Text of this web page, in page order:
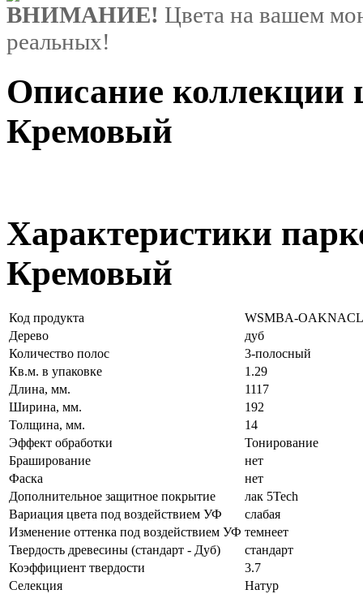
ВНИМАНИЕ! Цвета на вашем
реальных!
Описание коллекции
Кремовый
Характеристики
Кремовый
Код продукта
WSMBA-
Дерево
дуб
Количество полос
3-полосный
Кв.м. в упаковке
1.29
Длина, мм.
1117
Ширина, мм.
192
Толщина, мм.
14
Эффект обработки
Тонирование
Браширование
нет
Фаска
нет
Дополнительное защитное покрытие
лак 5Tech
Вариация цвета под воздействием УФ
слабая
Изменение оттенка под воздействием УФ темнеет
Твердость древесины (стандарт - Дуб)
стандарт
Коэффициент твердости
3.7
Селекция
Натур